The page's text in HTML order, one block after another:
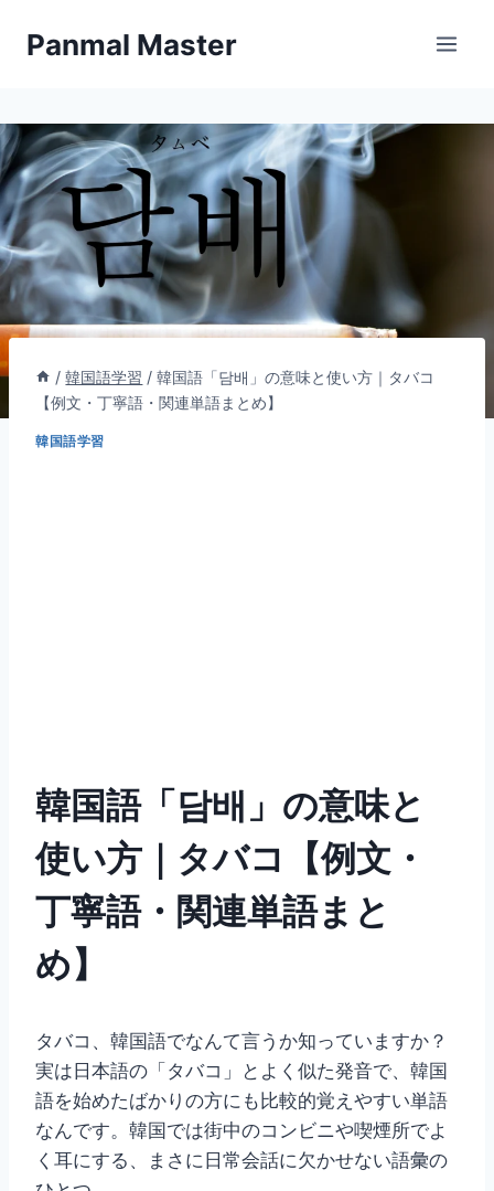
キ
ッ
プ
Panmal Master
/ 韓国語学習 / 韓国語「담배」の意味と使い方｜タバコ
【例文・丁寧語・関連単語まとめ】
韓国語学習
韓国語「담배」の意味と
使い方｜タバコ【例文・
丁寧語・関連単語まと
め】
タバコ、韓国語でなんて言うか知っていますか？
実は日本語の「タバコ」とよく似た発音で、韓国
語を始めたばかりの方にも比較的覚えやすい単語
なんです。韓国では街中のコンビニや喫煙所でよ
く耳にする、まさに日常会話に欠かせない語彙の